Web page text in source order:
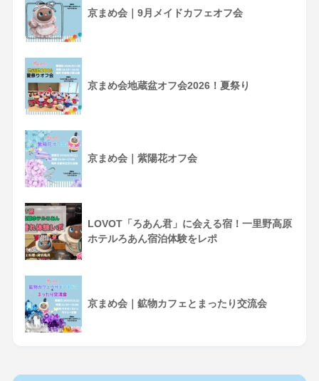
京まめ会｜9月メイドカフェオフ会
京まめ会地蔵盆オフ会2026！夏祭り
京まめ会｜紫陽花オフ会
LOVOT「ろあん君」に会える宿！一里野高原
ホテルろあん宿泊体験をレポ
京まめ会｜鉱物カフェとまったり交流会